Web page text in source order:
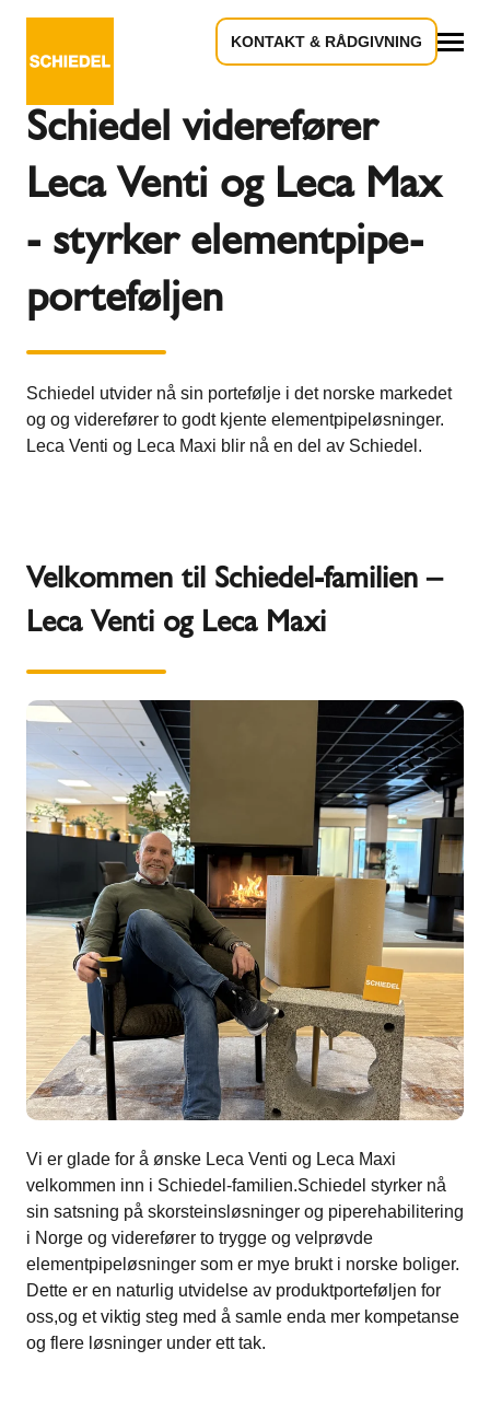
KONTAKT & RÅDGIVNING
Schiedel viderefører
Leca Venti og Leca Max
- styrker elementpipe-
porteføljen
Schiedel utvider nå sin portefølje i det norske markedet
og og viderefører to godt kjente elementpipeløsninger.
Leca Venti og Leca Maxi blir nå en del av Schiedel.
Velkommen til Schiedel-familien –
Leca Venti og Leca Maxi
Vi er glade for å ønske Leca Venti og Leca Maxi
velkommen inn i Schiedel-familien.Schiedel styrker nå
sin satsning på skorsteinsløsninger og piperehabilitering
i Norge og viderefører to trygge og velprøvde
elementpipeløsninger som er mye brukt i norske boliger.
Dette er en naturlig utvidelse av produktporteføljen for
oss,og et viktig steg med å samle enda mer kompetanse
og flere løsninger under ett tak.